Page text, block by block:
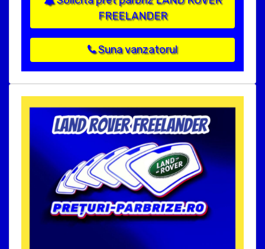
FREELANDER
Suna vanzatorul